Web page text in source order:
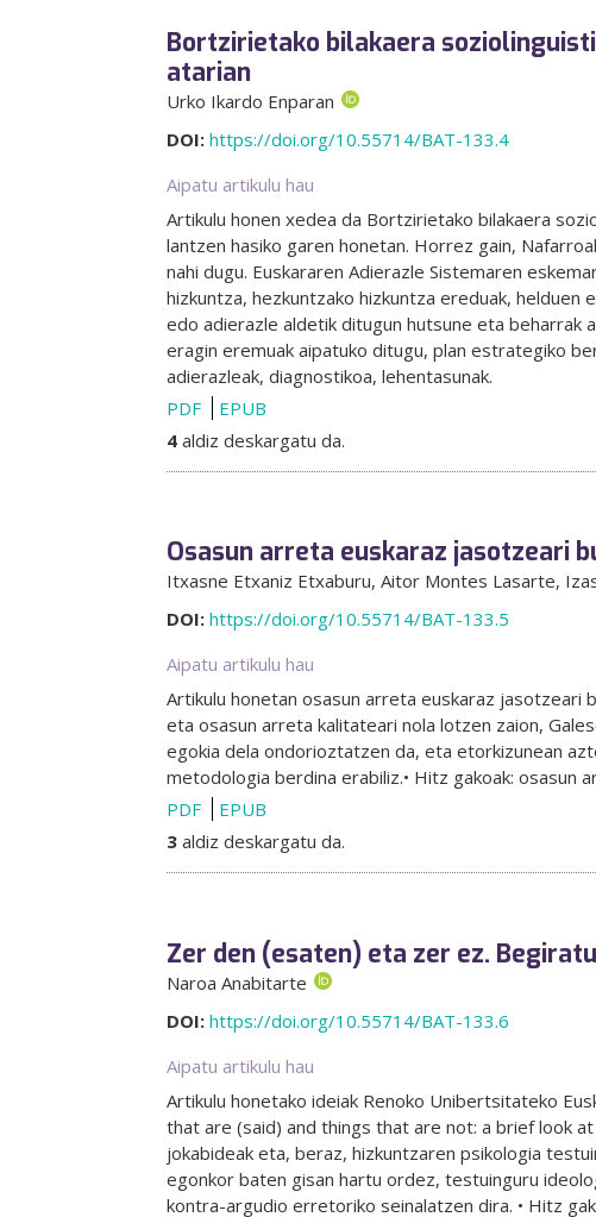
Bortzirietako bilakaera
atarian
Urko Ikardo Enparan
DOI: https://doi.org/10.55714/BAT-133.4
Aipatu artikulu hau
Artikulu honen xedea da Bortzirietako bilakaera
lantzen hasiko garen honetan. Horrez gain,
nahi dugu. Euskararen Adierazle Sistemaren
hizkuntza, hezkuntzako hizkuntza ereduak,
edo adierazle aldetik ditugun hutsune eta
eragin eremuak aipatuko ditugu, plan estrategiko
adierazleak, diagnostikoa, lehentasunak.
PDF
EPUB
4aldiz deskargatu da.
Osasun arreta euskaraz jasotzeari
Itxasne Etxaniz Etxaburu, Aitor Montes Lasarte,
DOI: https://doi.org/10.55714/BAT-133.5
Aipatu artikulu hau
Artikulu honetan osasun arreta euskaraz
eta osasun arreta kalitateari nola lotzen zaion,
egokia dela ondorioztatzen da, eta etorkizunean
metodologia berdina erabiliz.• Hitz gakoak: osasun
PDF
EPUB
3aldiz deskargatu da.
Zer den (esaten) eta zer ez.
Naroa Anabitarte
DOI: https://doi.org/10.55714/BAT-133.6
Aipatu artikulu hau
Artikulu honetako ideiak Renoko Unibertsitateko
that are (said) and things that are not: a brief look
jokabideak eta, beraz, hizkuntzaren psikologia
egonkor baten gisan hartu ordez, testuinguru
kontra-argudio erretoriko seinalatzen dira. • Hitz